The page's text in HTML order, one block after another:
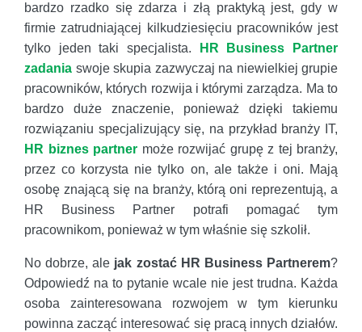
bardzo rzadko się zdarza i złą praktyką jest, gdy w
firmie zatrudniającej kilkudziesięciu pracowników jest
tylko jeden taki specjalista.
HR Business Partner
zadania swoje skupia zazwyczaj na niewielkiej grupie
pracowników, których rozwija i którymi zarządza. Ma to
bardzo duże znaczenie, ponieważ dzięki takiemu
rozwiązaniu specjalizujący się, na przykład branży IT,
HR biznes partner może rozwijać grupę z tej branży,
przez co korzysta nie tylko on, ale także i oni. Mają
osobę znającą się na branży, którą oni reprezentują, a
HR Business Partner potrafi pomagać tym
pracownikom, ponieważ w tym właśnie się szkolił.
No dobrze, ale jak zostać HR Business Partnerem?
Odpowiedź na to pytanie wcale nie jest trudna. Każda
osoba zainteresowana rozwojem w tym kierunku
powinna zacząć interesować się pracą innych działów.